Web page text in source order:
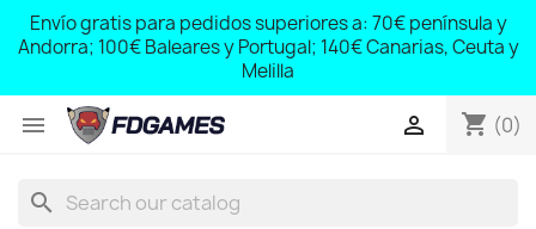
Envío gratis para pedidos superiores a: 70€ península y
Andorra; 100€ Baleares y Portugal; 140€ Canarias, Ceuta y
Melilla
 shopping_cart (0)

search